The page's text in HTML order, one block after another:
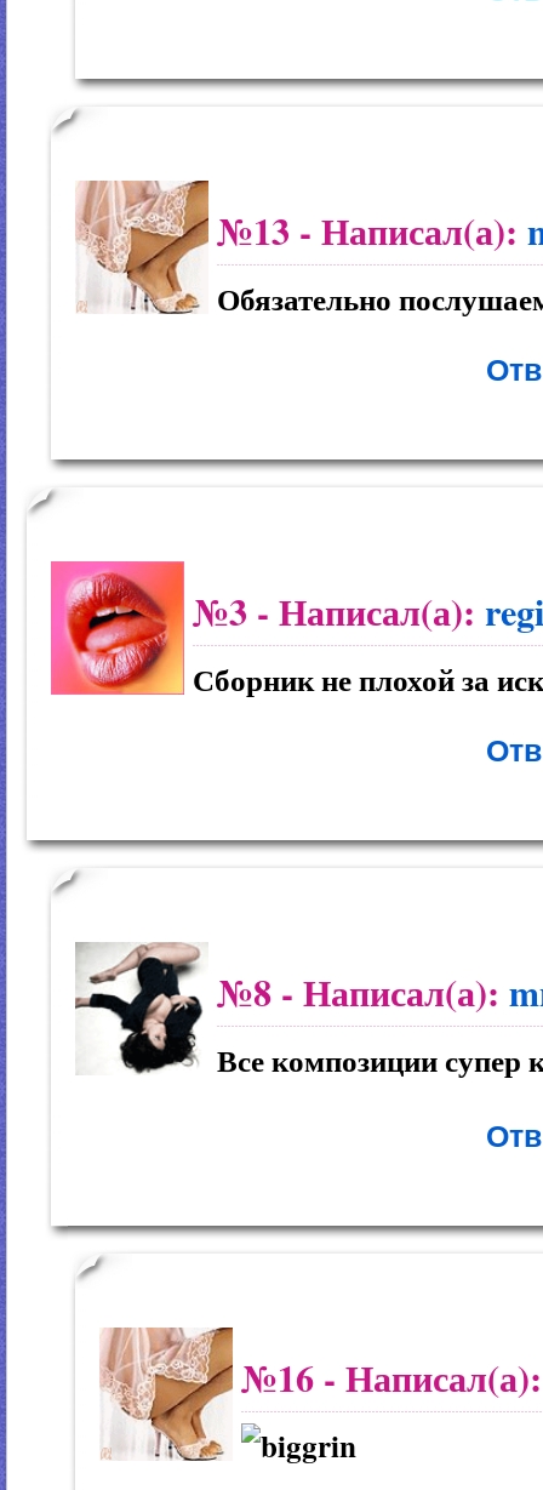
№13 - Написал(а):
Обязательно
№3 - Написал(а):
Сборник не плохой за
№8 - Написал(а):
Все композиции супер
№16 -